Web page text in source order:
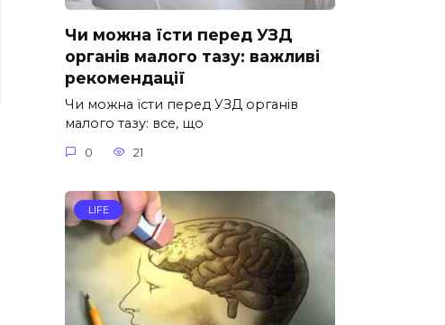
Чи можна їсти перед УЗД
органів малого тазу: важливі
рекомендації
Чи можна їсти перед УЗД органів
малого тазу: все, що
0 21
LIFE